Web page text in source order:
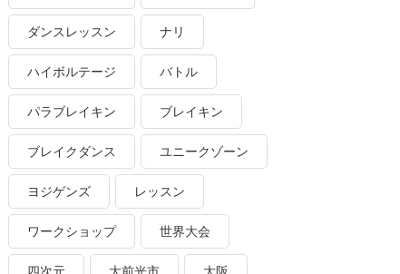
ダンスレッスン ナリ
ハイボルテージ バトル
パラブレイキン ブレイキン
ブレイクダンス ユニークゾーン
ヨジゲンズ レッスン
ワークショップ 世界大会